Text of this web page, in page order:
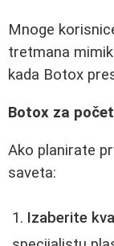
Mnoge
tretmana
kada Botox
Botox za
Ako planirate
saveta:
Izaberite